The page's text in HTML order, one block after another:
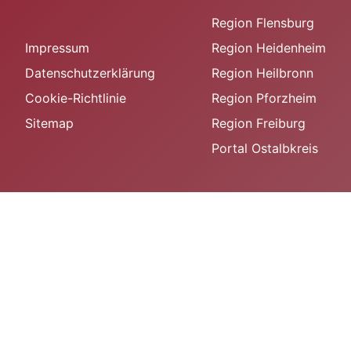
Impressum
Datenschutzerklärung
Cookie-Richtlinie
Sitemap
Region Flensburg
Region Heidenheim
Region Heilbronn
Region Pforzheim
Region Freiburg
Portal Ostalbkreis